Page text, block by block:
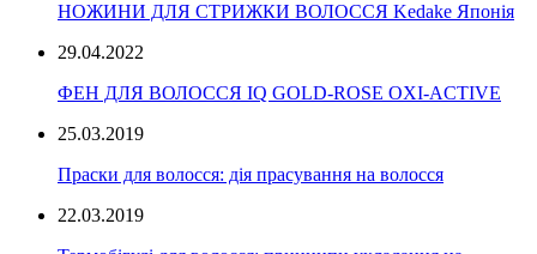
НОЖИНИ ДЛЯ СТРИЖКИ ВОЛОССЯ Kedake Японія
29.04.2022
ФЕН ДЛЯ ВОЛОССЯ IQ GOLD-ROSE OXI-ACTIVE
25.03.2019
Праски для волосся: дія прасування на волосся
22.03.2019